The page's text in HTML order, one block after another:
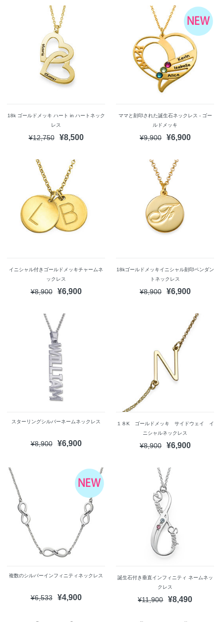
18k ゴールドメッキ ハート in ハートネック
レス
¥12,750 ¥8,500
ママと刻印された誕生石ネックレス - ゴー
ルドメッキ
¥9,900 ¥6,900
イニシャル付きゴールドメッキチャームネ
ックレス
¥8,900 ¥6,900
18kゴールドメッキイニシャル刻印ペンダン
トネックレス
¥8,900 ¥6,900
スターリングシルバーネームネックレス
¥8,900 ¥6,900
１８K ゴールドメッキ サイドウェイ イ
ニシャルネックレス
¥8,900 ¥6,900
複数のシルバーインフィニティネックレス
¥6,533 ¥4,900
誕生石付き垂直インフィニティ ネームネッ
クレス
¥11,900 ¥8,490